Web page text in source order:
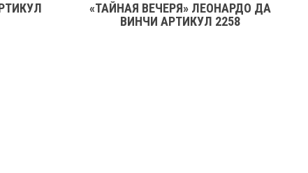
«ТАЙНАЯ ВЕЧЕРЯ» ЛЕОНАРДО ДА
ВИНЧИ АРТИКУЛ 2258